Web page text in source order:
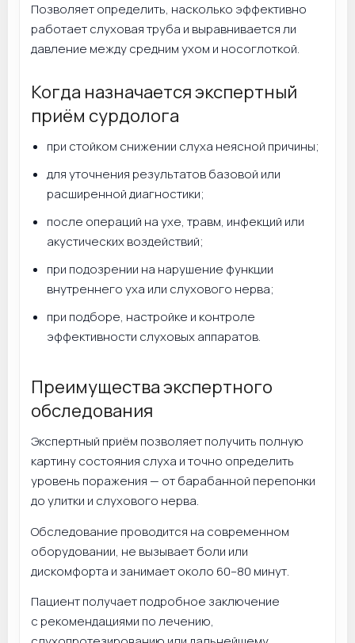
Позволяет определить, насколько эффективно
работает слуховая труба и выравнивается ли
давление между средним ухом и носоглоткой.
Когда назначается экспертный
приём сурдолога
при стойком снижении слуха неясной причины;
для уточнения результатов базовой или
расширенной диагностики;
после операций на ухе, травм, инфекций или
акустических воздействий;
при подозрении на нарушение функции
внутреннего уха или слухового нерва;
при подборе, настройке и контроле
эффективности слуховых аппаратов.
Преимущества экспертного
обследования
Экспертный приём позволяет получить полную
картину состояния слуха и точно определить
уровень поражения — от барабанной перепонки
до улитки и слухового нерва.
Обследование проводится на современном
оборудовании, не вызывает боли или
дискомфорта и занимает около 60–80 минут.
Пациент получает подробное заключение
с рекомендациями по лечению,